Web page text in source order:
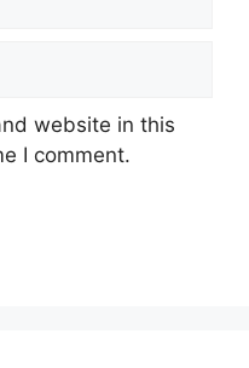
website in this
I comment.